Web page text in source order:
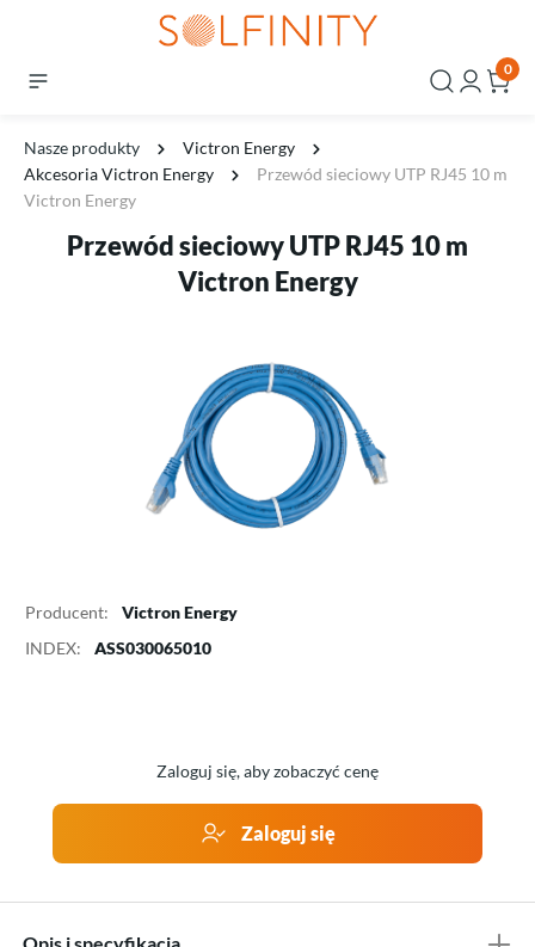
0
Nasze produkty
Victron Energy
Akcesoria Victron Energy
Przewód sieciowy UTP RJ45 10 m
Victron Energy
Przewód sieciowy UTP RJ45 10 m
Victron Energy
Producent:
Victron Energy
INDEX:
ASS030065010
Zaloguj się, aby zobaczyć cenę
Zaloguj się